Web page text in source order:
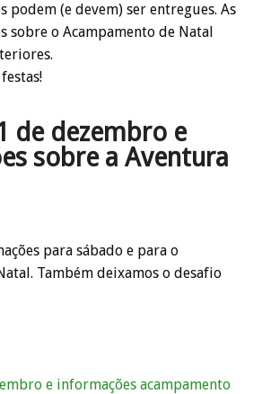
podem (e devem) ser entregues. As
sobre o Acampamento de Natal
de dezembro e
sobre a Aventura
para sábado e para o
Também deixamos o desafio
e informações acampamento